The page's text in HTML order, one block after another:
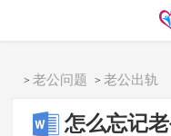
>老公问题 >老公出轨
怎么忘记